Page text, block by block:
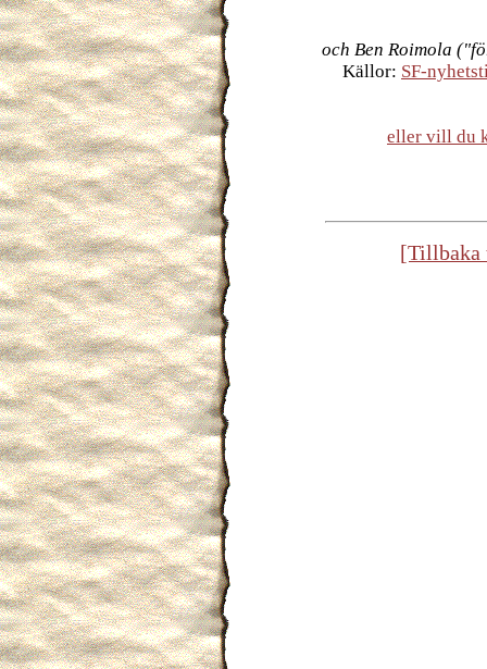
och Ben Roimola
Källor: SF-
eller vill du
[Tillbaka